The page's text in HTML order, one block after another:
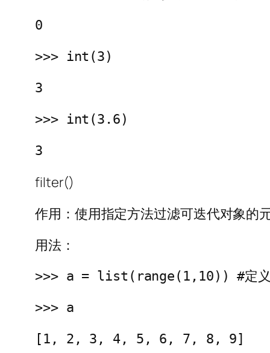
0
>>> int(3)
3
>>> int(3.6)
3
filter()
作用：使用指定方法过滤可迭代对象的
用法：
>>> a = list(range(1,10)) #定义
>>> a
[1, 2, 3, 4, 5, 6, 7, 8, 9]